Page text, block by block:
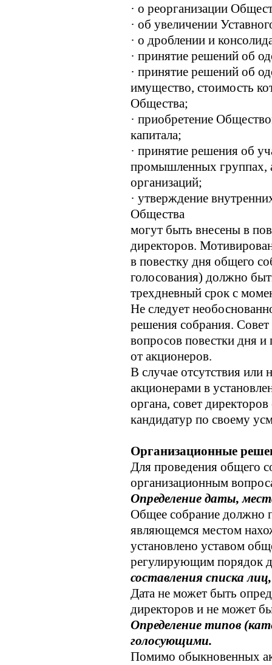
· о реорганизации
· об увеличении
· о дроблении и
· принятие решений об
· принятие решений об
имущество, стоимость
Общества;
· приобретение
капитала;
· принятие решения об
промышленных группах,
организаций;
· утверждение
Общества
могут быть внесены в
директоров.
в повестку дня общего
голосования) должно
трехдневный срок с
Не следует
решения собрания.
вопросов повестки дня
от акционеров.
В случае отсутствия или
акционерами в
органа, совет
кандидатур по своему
Организационные
Для проведения общего
организационным
Определение даты,
Общее собрание должно
являющемся местом
установлено уставом
регулирующим порядок
составления списка
Дата не может быть
директоров и не может
Определение типов
голосующими.
Помимо обыкновенных